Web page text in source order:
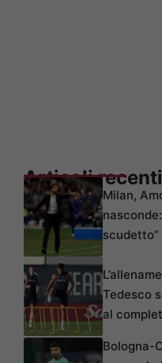
Articoli recenti
Milan,
scudetto”
Tedesco
al
Bologna-